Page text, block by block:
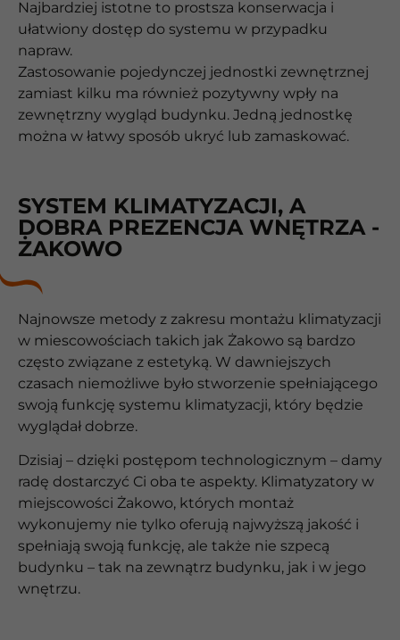
Najbardziej istotne to prostsza konserwacja i
ułatwiony dostęp do systemu w przypadku
napraw.
Zastosowanie pojedynczej jednostki zewnętrznej
zamiast kilku ma również pozytywny wpły na
zewnętrzny wygląd budynku. Jedną jednostkę
można w łatwy sposób ukryć lub zamaskować.
SYSTEM KLIMATYZACJI, A
DOBRA PREZENCJA WNĘTRZA -
ŻAKOWO
Najnowsze metody z zakresu montażu klimatyzacji
w miescowościach takich jak Żakowo są bardzo
często związane z estetyką. W dawniejszych
czasach niemożliwe było stworzenie spełniającego
swoją funkcję systemu klimatyzacji, który będzie
wyglądał dobrze.
Dzisiaj – dzięki postępom technologicznym – damy
radę dostarczyć Ci oba te aspekty. Klimatyzatory w
miejscowości Żakowo, których montaż
wykonujemy nie tylko oferują najwyższą jakość i
spełniają swoją funkcję, ale także nie szpecą
budynku – tak na zewnątrz budynku, jak i w jego
wnętrzu.